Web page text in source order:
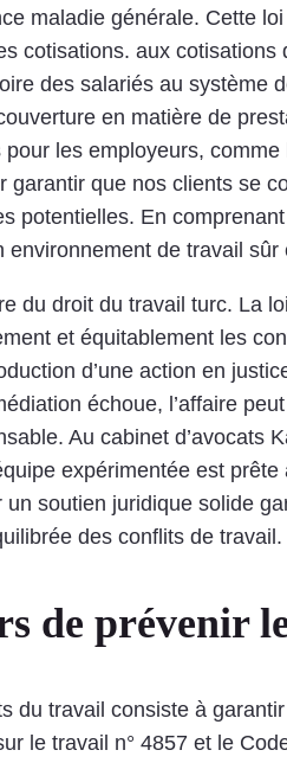
maladie générale. Cette
cotisations. aux cotisations
des salariés au système
en matière de
les employeurs, comme
garantir que nos clients se
potentielles. En
de travail sûr
du droit du travail turc. La
et équitablement les
d’une action en
échoue, l’affaire
Au cabinet d’avocats
expérimentée est prête
soutien juridique solide
des conflits de travail.
de prévenir
du travail consiste à
le travail n° 4857 et le